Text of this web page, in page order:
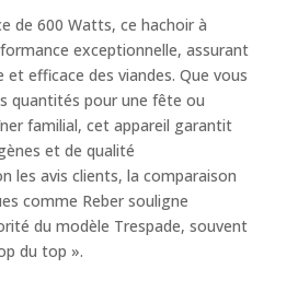
de 600 Watts, ce hachoir à
exceptionnelle, assurant
efficace des viandes. Que vous
quantités pour une fête ou
familial, cet appareil garantit
et de qualité
les avis clients, la comparaison
comme Reber souligne
du modèle Trespade, souvent
du top ».